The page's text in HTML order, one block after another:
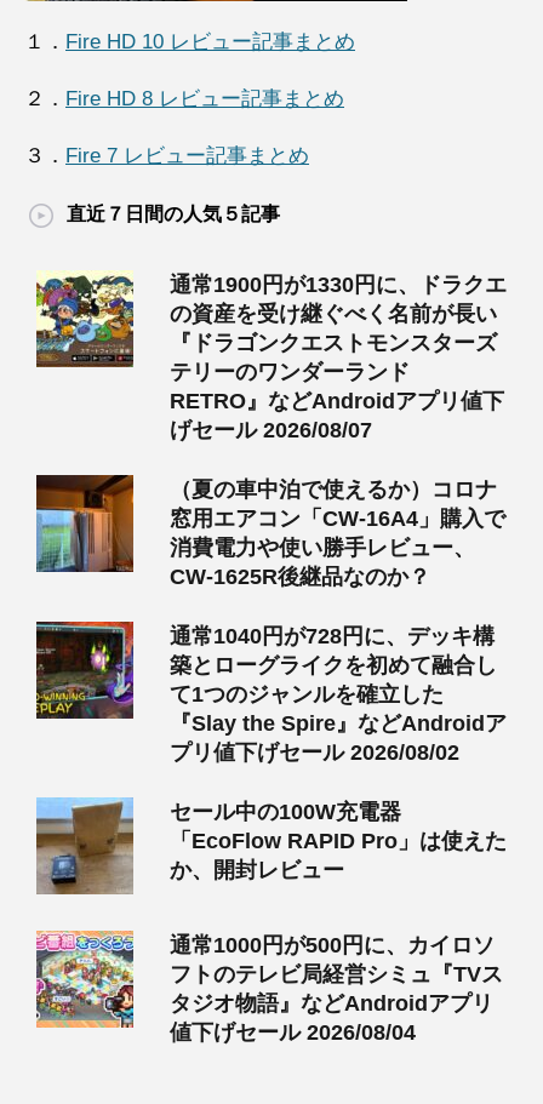
１． Fire HD 10 レビュー記事まとめ
２． Fire HD 8 レビュー記事まとめ
３． Fire 7 レビュー記事まとめ
直近７日間の人気５記事
通常1900円が1330円に、ドラクエ
の資産を受け継ぐべく名前が長い
『ドラゴンクエストモンスターズ
テリーのワンダーランド
RETRO』などAndroidアプリ値下
げセール 2026/08/07
（夏の車中泊で使えるか）コロナ
窓用エアコン「CW-16A4」購入で
消費電力や使い勝手レビュー、
CW-1625R後継品なのか？
通常1040円が728円に、デッキ構
築とローグライクを初めて融合し
て1つのジャンルを確立した
『Slay the Spire』などAndroidア
プリ値下げセール 2026/08/02
セール中の100W充電器
「EcoFlow RAPID Pro」は使えた
か、開封レビュー
通常1000円が500円に、カイロソ
フトのテレビ局経営シミュ『TVス
タジオ物語』などAndroidアプリ
値下げセール 2026/08/04